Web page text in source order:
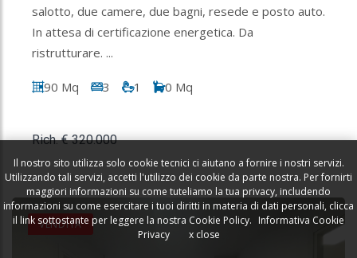
salotto, due camere, due bagni, resede e posto auto.
In attesa di certificazione energetica. Da
ristrutturare. ...
90 Mq 3 1 0 Mq
Rich. € 320.000
VENDITA
Il nostro sito utilizza solo cookie tecnici ci aiutano a fornire i nostri servizi.
Utilizzando tali servizi, accetti l'utilizzo dei cookie da parte nostra. Per fornirti
maggiori informazioni su come tuteliamo la tua privacy, includendo
informazioni su come esercitare i tuoi diritti in materia di dati personali, clicca
il link sottostante per leggere la nostra Cookie Policy. Informativa Cookie
Privacy
x close